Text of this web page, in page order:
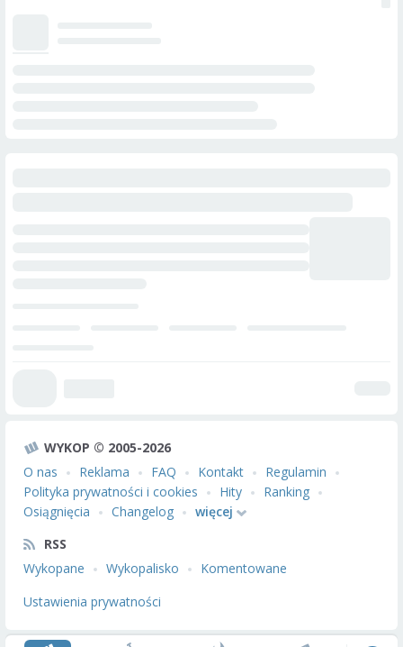
WYKOP © 2005-2026
O nas
Reklama FAQ Kontakt
Regulamin
Polityka prywatności i cookies
Hity
Ranking
Osiągnięcia
Changelog
więcej
RSS
Wykopane
Wykopalisko
Komentowane
Ustawienia prywatności